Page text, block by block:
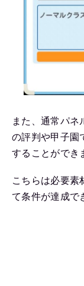
また、通常パネ
の評判や甲子園
することができ
こちらは必要素
て条件が達成で